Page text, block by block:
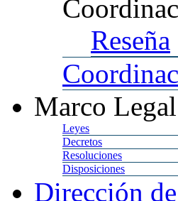
Reseña
Marco Legal
Leyes
Decretos
Resoluciones
Disposiciones
Dirección